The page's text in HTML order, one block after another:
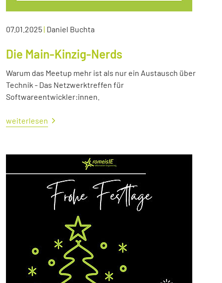
07.01.2025| Daniel Buchta
Die Main-Kinzig-Nerds
Warum das Meetup mehr ist als nur ein Austausch über
Technik - Das Netzwerktreffen für
Softwareentwickler:innen.
weiterlesen